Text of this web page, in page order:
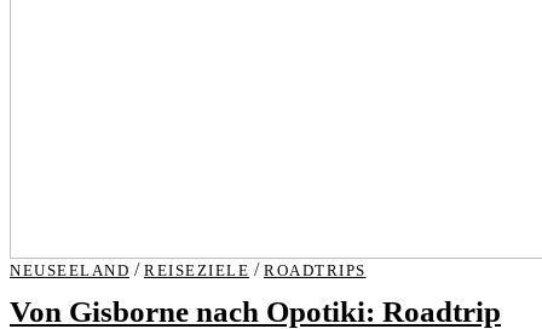
NEUSEELAND / REISEZIELE / ROADTRIPS
Von Gisborne nach Opotiki: Roadtrip